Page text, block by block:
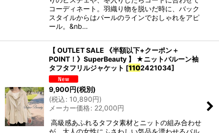
コーディネート。羽織り物を脱いだ時に、バック
スタイルからはパールのラインでおしゃれをアピ
ール。&nb…
【 OUTLET SALE 《半額以下+クーポン＋
POINT！》SuperBeauty 】 ★ニットバルーン袖
タフタフリルジャケット [1102421034]
9,900円(税別)
(税込: 10,890円)
メーカー価格: 22,000円
高級感あふれるタフタ素材とニットの組み合わせ
が、大人の女性にふさわしい気品を漂わせるバル